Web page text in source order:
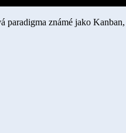
známé jako